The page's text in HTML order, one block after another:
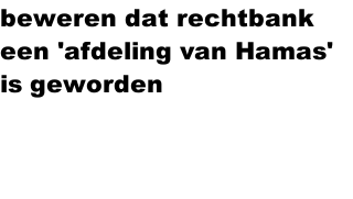
beweren dat rechtbank
een 'afdeling van Hamas'
is geworden